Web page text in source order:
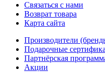
Связаться с нами
Возврат товара
Карта сайта
Производители
Подарочные
Партнёрская
Акции